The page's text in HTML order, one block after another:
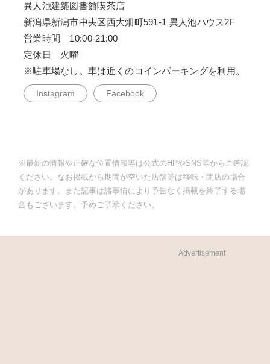
異人池建築図書館喫茶店
新潟県新潟市中央区西大畑町591-1 異人池ハウス2F
営業時間 10:00-21:00
定休日 火曜
※駐車場なし。車は近くのコインパーキングを利用。
Instagram Facebook
※最新の情報や正確な位置情報等は公式のHPやSNS等からご確認
ください。なお掲載から期間が空いた店舗等は移転・閉店の場合
があります。また記事は諸事情により予告なく掲載を終了する場
合もございます。予めご了承ください。
Advertisement